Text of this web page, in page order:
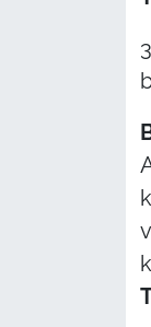
İş Dünyası
Bilim
Canlı Maç